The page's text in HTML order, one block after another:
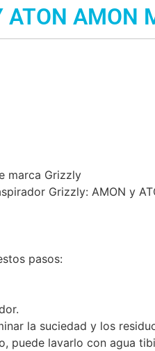
ATON AMON
marca Grizzly
Grizzly: AMON y
pasos:
la suciedad y los
puede lavarlo con agua